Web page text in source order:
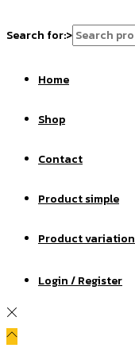
Search for:>
Home
Shop
Contact
Product simple
Product variation
Login / Register